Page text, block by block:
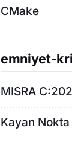
CMake
emniyet-
MISRA
Kayan Nokta